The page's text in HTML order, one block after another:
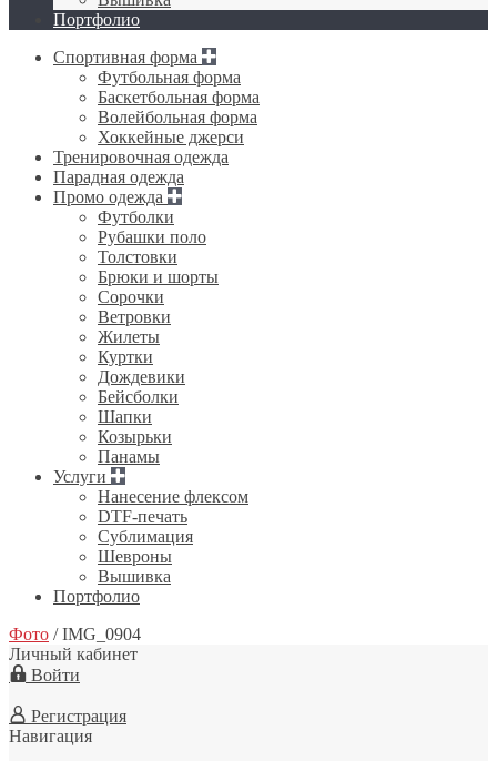
Портфолио
Спортивная форма
Футбольная форма
Баскетбольная форма
Волейбольная форма
Хоккейные джерси
Тренировочная одежда
Парадная одежда
Промо одежда
Футболки
Рубашки поло
Толстовки
Брюки и шорты
Сорочки
Ветровки
Жилеты
Куртки
Дождевики
Бейсболки
Шапки
Козырьки
Панамы
Услуги
Нанесение флексом
DTF-печать
Сублимация
Шевроны
Вышивка
Портфолио
Фото /IMG_0904
Личный кабинет
Войти
Регистрация
Навигация